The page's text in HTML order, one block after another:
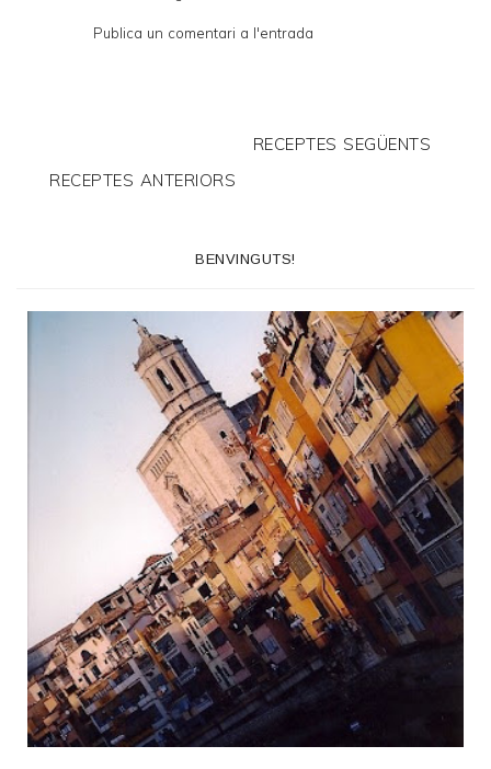
Publica un comentari a l'entrada
RECEPTES SEGÜENTS
RECEPTES ANTERIORS
BENVINGUTS!